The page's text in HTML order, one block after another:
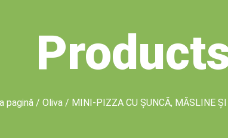
pagină / Oliva / MINI-PIZZA CU ȘUNCĂ, MĂSLINE ȘI